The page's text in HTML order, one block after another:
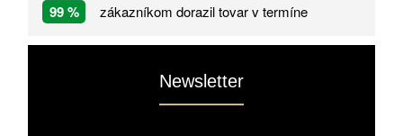
99 % zákazníkom dorazil tovar v termíne
Newsletter